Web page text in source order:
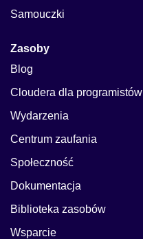
Samouczki
Zasoby
Blog
Cloudera dla programistów
Wydarzenia
Centrum zaufania
Społeczność
Dokumentacja
Biblioteka zasobów
Wsparcie